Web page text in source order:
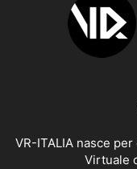
VR-ITALIA nasce
Virtuale